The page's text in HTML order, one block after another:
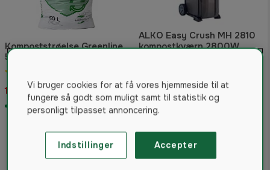
Kompoststrøelse Greenline
50l
119 kr
På lager
ALKO Easy Crush MH 2810
kompostkværn 2800W
1.959 kr
2.495 kr
På lager
Vi bruger cookies for at få vores hjemmeside til at
fungere så godt som muligt samt til statistik og
personligt tilpasset annoncering.
Indstillinger Accepter